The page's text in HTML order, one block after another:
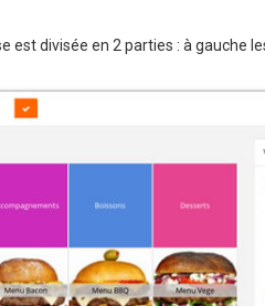
est divisée en 2 parties : à